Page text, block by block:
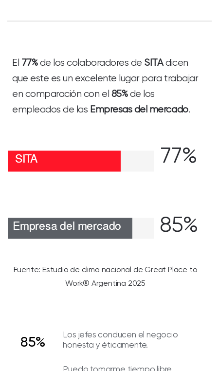
El 77%de los colaboradores de SITAdicen
que este es un excelente lugar para trabajar
en comparación con el 85%de los
empleados de las Empresas del mercado.
77%
85%
Fuente: Estudio de clima nacional de Great Place to
Work® Argentina 2025
85%
Los jefes conducen el negocio
honesta y éticamente.